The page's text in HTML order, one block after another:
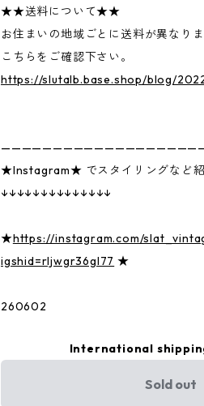
★★送料について★★
お住まいの地域ごとに送料が異なり
こちらをご確認下さい。
https://slutalb.base.shop/blog/
★Instagram★ でスタイリングなど紹
↓↓↓↓↓↓↓↓↓↓↓↓↓↓
★https://instagram.com/
igshid=rljwgr36gl77 ★
260602
International
Sold out